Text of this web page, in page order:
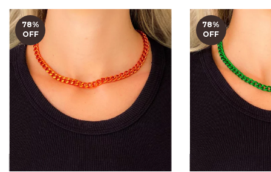
78%
OFF
78%
OFF